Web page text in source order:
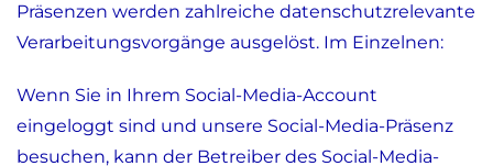
Präsenzen werden zahlreiche datenschutzrelevante
Verarbeitungsvorgänge ausgelöst. Im Einzelnen:
Wenn Sie in Ihrem Social-Media-Account
eingeloggt sind und unsere Social-Media-Präsenz
besuchen, kann der Betreiber des Social-Media-